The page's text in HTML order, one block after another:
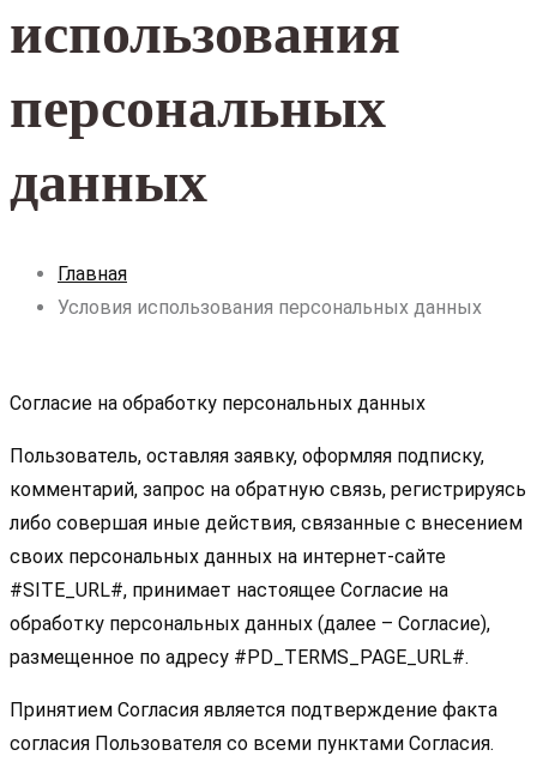
использования
персональных
данных
Главная
Условия использования персональных данных
Согласие на обработку персональных данных
Пользователь, оставляя заявку, оформляя подписку,
комментарий, запрос на обратную связь, регистрируясь
либо совершая иные действия, связанные с внесением
своих персональных данных на интернет-сайте
#SITE_URL#, принимает настоящее Согласие на
обработку персональных данных (далее – Согласие),
размещенное по адресу #PD_TERMS_PAGE_URL#.
Принятием Согласия является подтверждение факта
согласия Пользователя со всеми пунктами Согласия.